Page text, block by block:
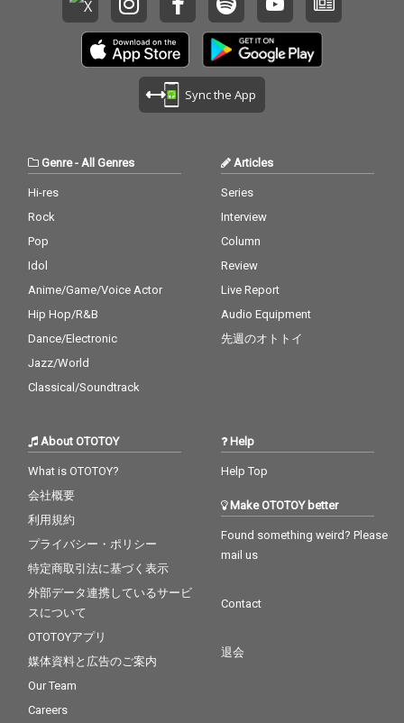
Sync the App
Genre-All Genres
Hi-res
Rock
Pop
Idol
Anime/Game/Voice Actor
Hip Hop/R&B
Dance/Electronic
Jazz/World
Classical/Soundtrack
Articles
Series
Interview
Column
Review
Live Report
Audio Equipment
先週のオトトイ
About OTOTOY
What is OTOTOY?
会社概要
利用規約
プライバシー・ポリシー
特定商取引法に基づく表示
外部データ連携しているサービ
スについて
OTOTOYアプリ
媒体資料と広告のご案内
Our Team
Careers
Help
Help Top
Make OTOTOY better
Found something weird? Please
mail us
Contact
退会